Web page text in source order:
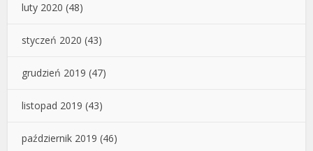
luty 2020 (48)
styczeń 2020 (43)
grudzień 2019 (47)
listopad 2019 (43)
październik 2019 (46)